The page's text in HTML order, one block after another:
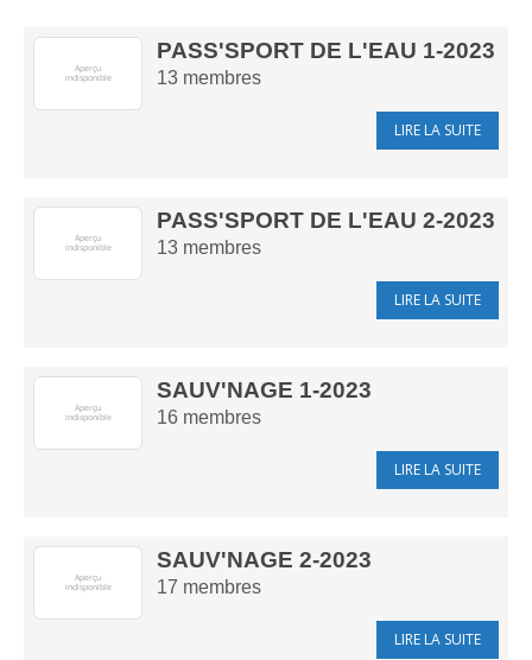
PASS'SPORT DE L'EAU 1-2023
13 membres
LIRE LA SUITE
PASS'SPORT DE L'EAU 2-2023
13 membres
LIRE LA SUITE
SAUV'NAGE 1-2023
16 membres
LIRE LA SUITE
SAUV'NAGE 2-2023
17 membres
LIRE LA SUITE